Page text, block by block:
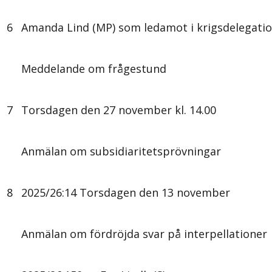
6 Amanda Lind (MP) som ledamot i
Meddelande om frågestund
7 Torsdagen den 27 november kl. 14.00
Anmälan om subsidiaritetsprövningar
8 2025/26:14 Torsdagen den 13 november
Anmälan om fördröjda svar på interpellationer